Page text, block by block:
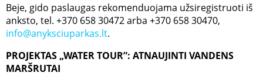
Beje, gido paslaugas rekomenduojama užsiregistruoti iš
anksto, tel. +370 658 30472 arba +370 658 30470,
info@anyksciuparkas.lt.
PROJEKTAS „WATER TOUR”: ATNAUJINTI VANDENS
MARŠRUTAI